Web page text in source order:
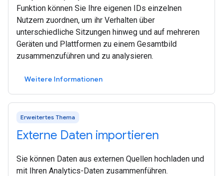
Funktion können Sie Ihre eigenen IDs einzelnen
Nutzern zuordnen, um ihr Verhalten über
unterschiedliche Sitzungen hinweg und auf mehreren
Geräten und Plattformen zu einem Gesamtbild
zusammenzuführen und zu analysieren.
Weitere Informationen
Erweitertes Thema
Externe Daten importieren
Sie können Daten aus externen Quellen hochladen und
mit Ihren Analytics-Daten zusammenführen.